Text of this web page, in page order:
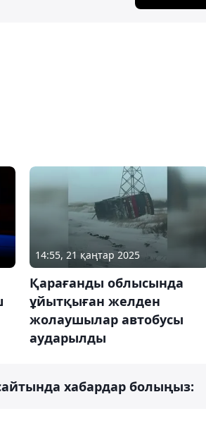
14:55, 21 қаңтар 2025
Қарағанды облысында
ұйытқыған желден
жолаушылар автобусы
аударылды
хабардар болыңыз: